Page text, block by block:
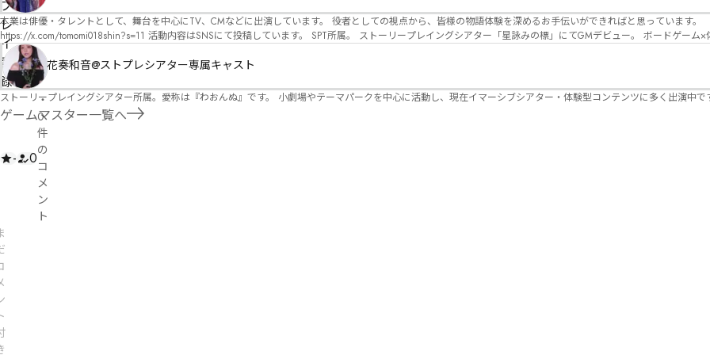
プ
レ
イ
記
録
- 0
・
0
件
の
コ
メ
ン
ト
GM) ★ ストーリープレイングシアター (GM) ★ フィネガンズ ウェイク (GM)
本業は俳優・タレントとして、舞台を中心にTV、CMなどに出演しています。 役者としての視点から、皆様の物語体験を深めるお手伝いができればと思っています。
https://x.com/tomomi018shin?s=11 活動内容はSNSにて投稿しています。 SPT所属。 ストーリープレイングシアター「星詠みの標」にてGMデビュー。 ボードゲーム×体感型演劇 イマ
ーシブカフェ「コアクト」(不定期開催)出演中。
花奏和音@ストプレシアター専属キャスト
ストーリープレイングシアター所属。愛称は『わおんぬ』です。 小劇場やテーマパークを中心に活動し、現在イマーシブシアター・体験型コンテンツに多く出演中で
ゲームマスター一覧へ